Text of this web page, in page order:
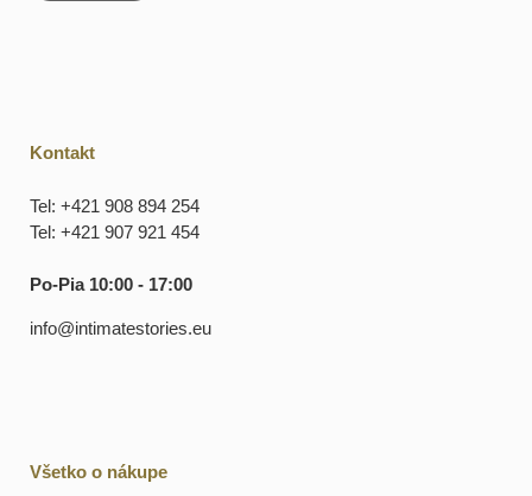
Kontakt
Tel: +421 908 894 254
Tel: +421 907 921 454
Po-Pia 10:00 - 17:00
info@intimatestories.eu
Všetko o nákupe